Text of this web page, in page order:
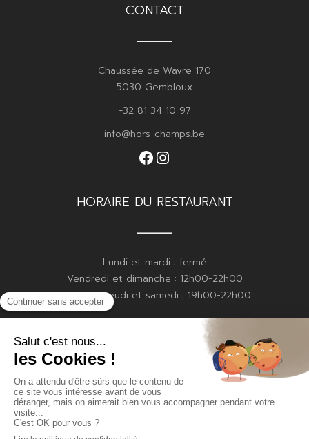
CONTACT
Chaussée de Wavre 170
5030 Gembloux
+32 81 34 10 97
info@hors-champs.be
Facebook
HORAIRE DU RESTAURANT
Lundi et mardi : fermé
Vendredi et dimanche : 12h00-22h00
Mercredi, jeudi et samedi : 19h00-22h00
HORAIRE DE LA BOULANGERIE
Vendredi : 15h00-19h00
Samedi : 8h30-13h00